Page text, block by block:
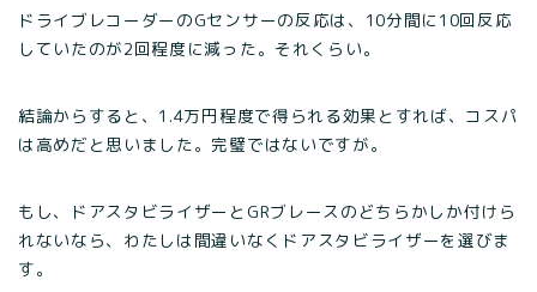
ドライブレコーダーのGセンサーの反応は、10分間に10回反応
していたのが2回程度に減った。それくらい。
結論からすると、1.4万円程度で得られる効果とすれば、コスパ
は高めだと思いました。完璧ではないですが。
もし、ドアスタビライザーとGRブレースのどちらかしか付けら
れないなら、わたしは間違いなくドアスタビライザーを選びま
す。